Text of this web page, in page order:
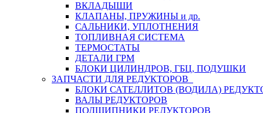
ВКЛАДЫШИ
КЛАПАНЫ, ПРУЖИНЫ и др.
САЛЬНИКИ, УПЛОТНЕНИЯ
ТОПЛИВНАЯ СИСТЕМА
ТЕРМОСТАТЫ
ДЕТАЛИ ГРМ
БЛОКИ ЦИЛИНДРОВ, ГБЦ, ПОДУШКИ
ЗАПЧАСТИ ДЛЯ РЕДУКТОРОВ
БЛОКИ САТЕЛЛИТОВ (ВОДИЛА)
ВАЛЫ РЕДУКТОРОВ
ПОДШИПНИКИ РЕДУКТОРОВ